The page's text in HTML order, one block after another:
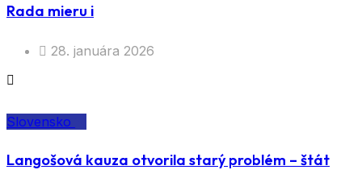
Rada mieru i
28. januára 2026
Slovensko
Langošová kauza otvorila starý problém – štát